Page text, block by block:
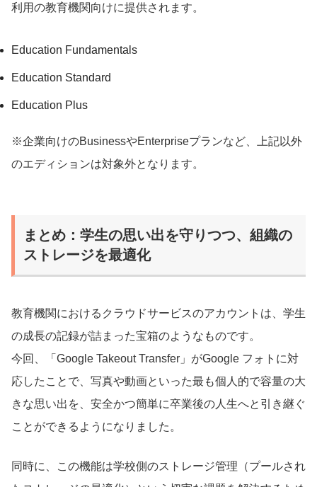
利用の教育機関向けに提供されます。
Education Fundamentals
Education Standard
Education Plus
※企業向けのBusinessやEnterpriseプランなど、上記以外
のエディションは対象外となります。
まとめ：学生の思い出を守りつつ、組織の
ストレージを最適化
教育機関におけるクラウドサービスのアカウントは、学生
の成長の記録が詰まった宝箱のようなものです。
今回、「Google Takeout Transfer」がGoogle フォトに対
応したことで、写真や動画といった最も個人的で容量の大
きな思い出を、安全かつ簡単に卒業後の人生へと引き継ぐ
ことができるようになりました。
同時に、この機能は学校側のストレージ管理（プールされ